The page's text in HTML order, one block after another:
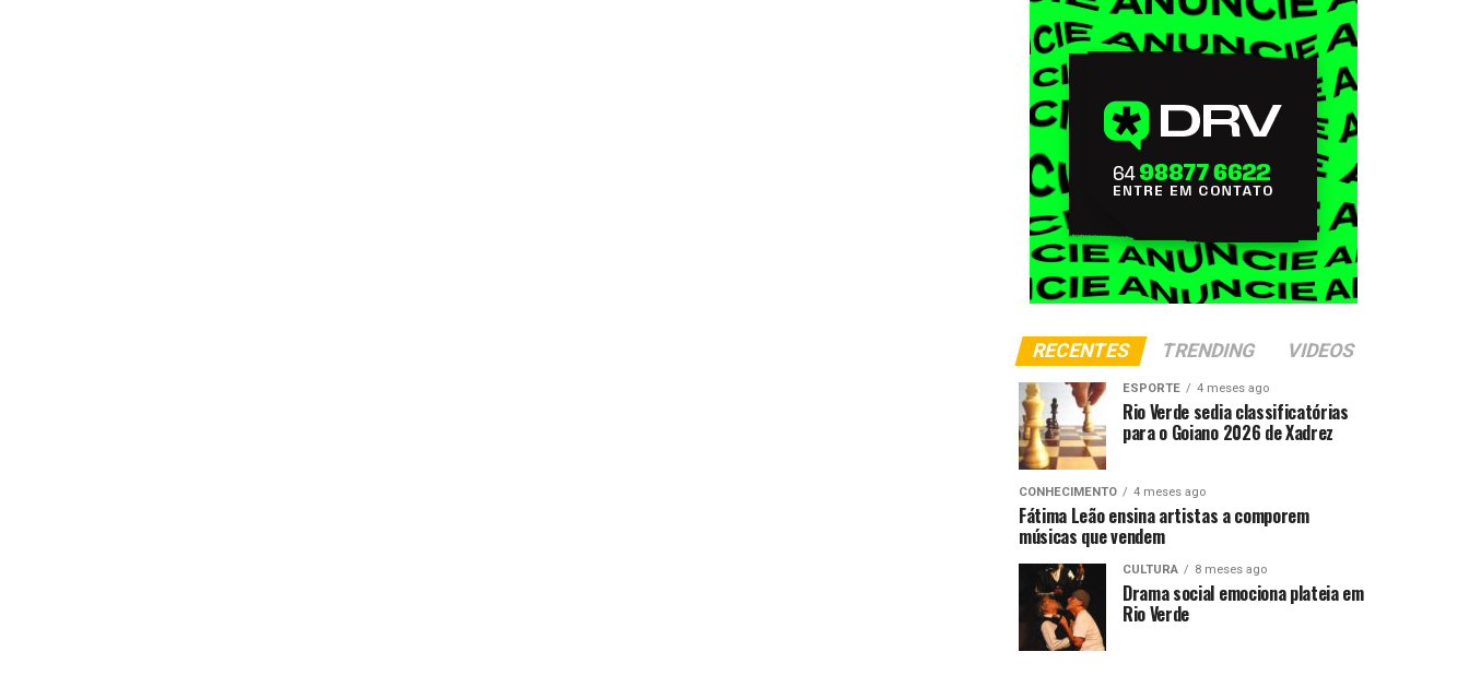
RECENTES TRENDING VIDEOS
ESPORTE 4 meses ago
Rio Verde sedia classificatórias
para o Goiano 2026 de Xadrez
CONHECIMENTO 4 meses ago
Fátima Leão ensina artistas a comporem
músicas que vendem
CULTURA 8 meses ago
Drama social emociona plateia em
Rio Verde